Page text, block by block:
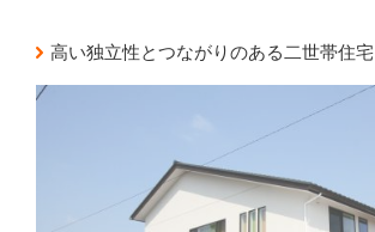
高い独立性とつながりのある二世帯住宅